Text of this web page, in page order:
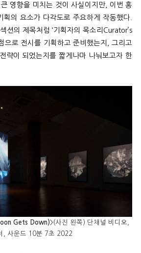
영향을 미치는 것이 사실이지만, 이번 홍
획의 요소가 다각도로 주요하게 작동했다
션의 제목처럼 ‘기획자의 목소리 Curator’s
으로 전시를 기획하고 준비했는지 ,그리고
략이 되었는지를 짧게나마 나눠보고자 한
Gets Down)〉(사진 왼쪽) 단채널 비디오,
, 사운드 10분 7초 2022